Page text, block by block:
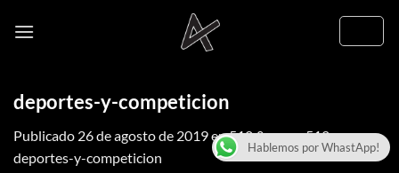
deportes-y-competicion
Publicado 26 de agosto de 2019en512 &veces; 512en
deportes-y-competicion
Hablemos por WhastApp!